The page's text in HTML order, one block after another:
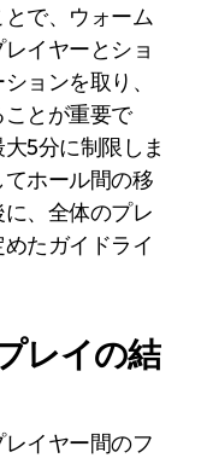
で、ウォーム
イヤーとショ
ョンを取り、
とが重要で
5分に制限しま
ホール間の移
、全体のプレ
たガイドライ
レイの結
イヤー間のフ